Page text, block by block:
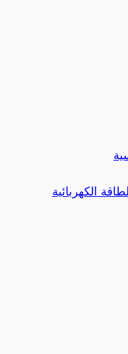
الكهربائية